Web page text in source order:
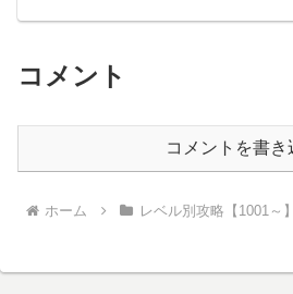
コメント
コメントを書き
ホーム レベル別攻略【1001～】